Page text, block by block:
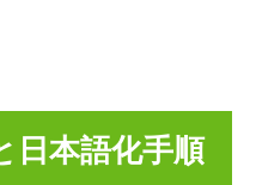
日本語化手順